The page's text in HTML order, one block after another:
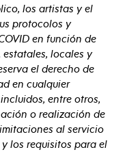
los artistas y el
protocolos y
en función de
estatales, locales y
el derecho de
en cualquier
entre otros,
o realización de
al servicio
los requisitos para el